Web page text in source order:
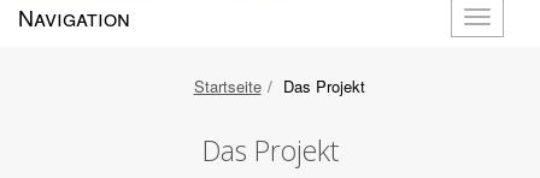
öffnen
Navigation
Startseite Das Projekt
Das Projekt